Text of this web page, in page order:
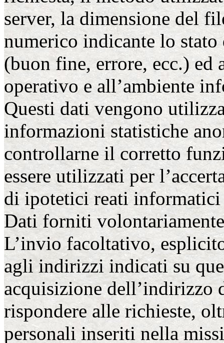
server, la dimensione del
numerico indicante lo stato
(buon fine, errore, ecc.)
operativo e all’ambiente
Questi dati vengono
informazioni statistiche
controllarne il corretto
essere utilizzati per
di ipotetici reati
Dati forniti
L’invio facoltativo,
agli indirizzi indicati su
acquisizione dell’indirizzo
rispondere alle richieste,
personali inseriti nella